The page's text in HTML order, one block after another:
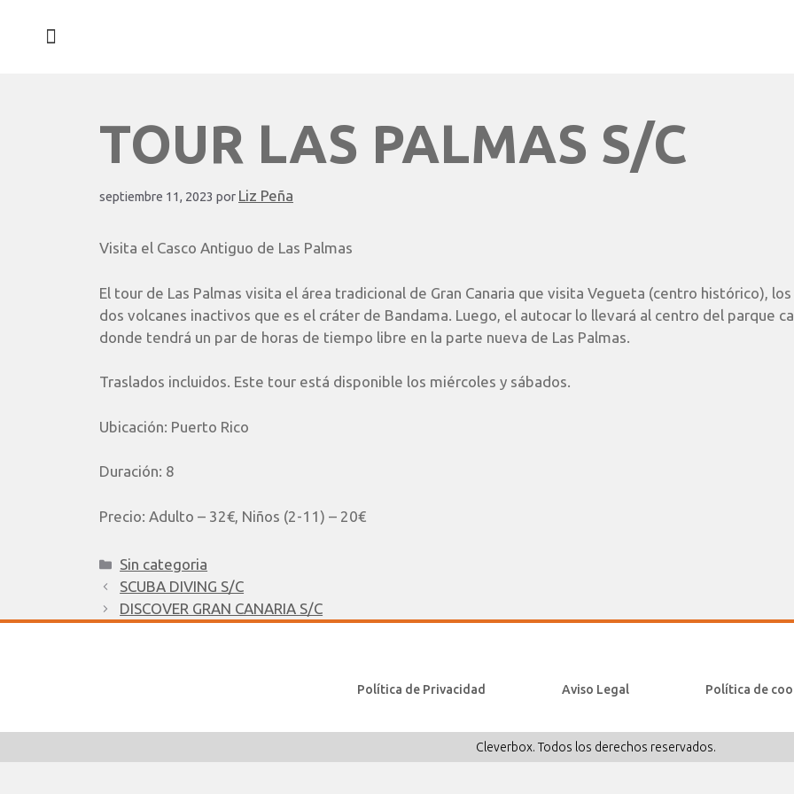
TOUR LAS PALMAS S/C
septiembre 11, 2023 por Liz Peña
Visita el Casco Antiguo de Las Palmas
El tour de Las Palmas visita el área tradicional de Gran Canaria que visita Vegueta (centro histórico),
dos volcanes inactivos que es el cráter de Bandama. Luego, el autocar lo llevará al centro del parque
donde tendrá un par de horas de tiempo libre en la parte nueva de Las Palmas.
Traslados incluidos. Este tour está disponible los miércoles y sábados.
Ubicación: Puerto Rico
Duración: 8
Precio: Adulto – 32€, Niños (2-11) – 20€
Sin categoria
SCUBA DIVING S/C
DISCOVER GRAN CANARIA S/C
Política de Privacidad Aviso Legal Política de
Cleverbox. Todos los derechos reservados.